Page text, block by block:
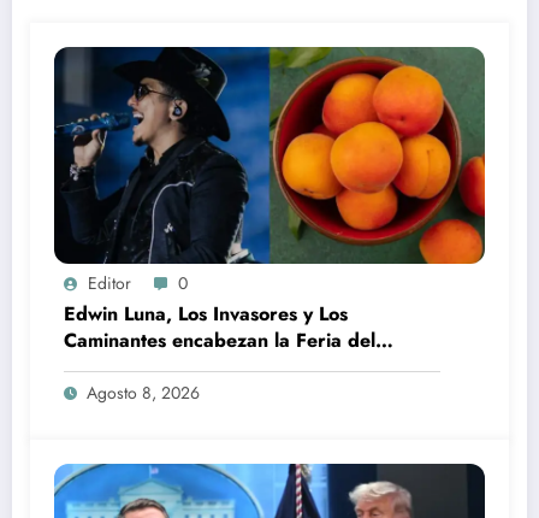
Editor 0
Edwin Luna, Los Invasores y Los
Caminantes encabezan la Feria del
Durazno en Tetela de Ocampo
Agosto 8, 2026